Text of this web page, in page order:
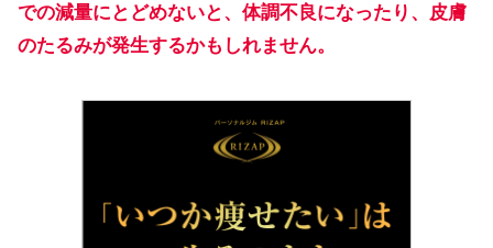
での減量にとどめないと、体調不良になったり、皮膚
のたるみが発生するかもしれません。